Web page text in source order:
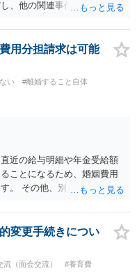
、他の関連事件でも相手方
へお尋ねいただいた方が確
用分担請求は可能
い
#離婚すること自体
近の給与明細や年金受給額
ことになるため、婚姻費用
。 その他、別居の経緯、質
。
変更手続きについ
流（面会交流）
#養育費